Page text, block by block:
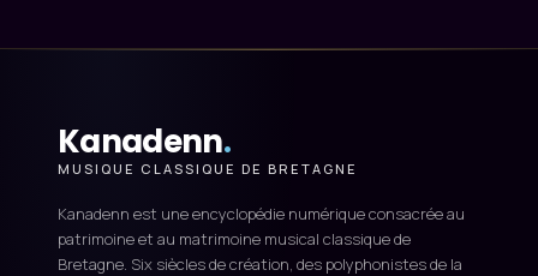
Kanadenn.
MUSIQUE CLASSIQUE DE BRETAGNE
Kanadenn est une encyclopédie numérique consacrée au
patrimoine et au matrimoine musical classique de
Bretagne. Six siècles de création, des polyphonistes de la